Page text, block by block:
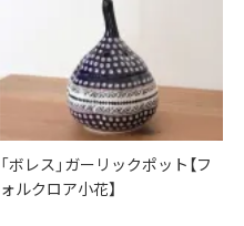
「ボレス」ガーリックポット【フ
ォルクロア小花】